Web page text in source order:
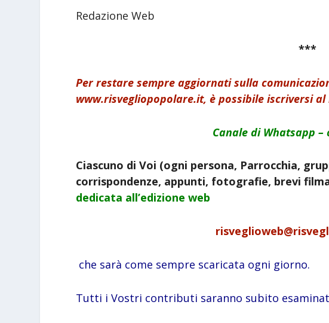
Redazione Web
***
Per restare sempre aggiornati sulla
www.risvegliopopolare.it, è possibile iscriversi
Canale di Whatsapp –
Ciascuno di Voi (ogni persona, Parrocchia,
corrispondenze, appunti, fotografie, brevi
dedicata all’edizione web
che sarà come sempre scaricata ogni giorno.
Tutti i Vostri contributi saranno subito